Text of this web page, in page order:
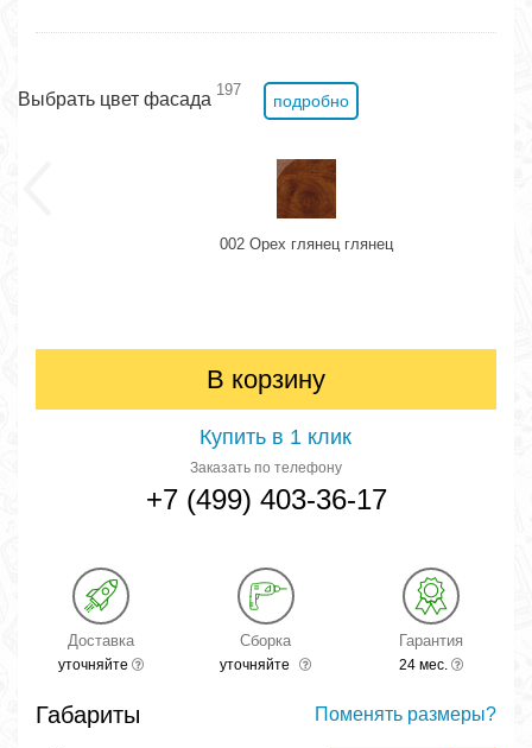
Выбрать цвет фасада 197
подробно
002 Орех глянец глянец
В корзину
Купить в 1 клик
Заказать по телефону
+7 (499) 403-36-17
Доставка
уточняйте
Сборка
уточняйте
Гарантия
24 мес.
Габариты Поменять размеры?